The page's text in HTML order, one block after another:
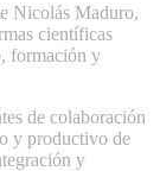
Nicolás Maduro,
científicas
formación y
de colaboración
y productivo de
y